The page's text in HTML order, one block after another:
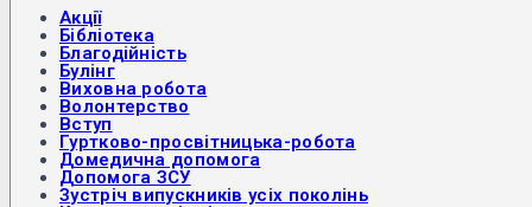
Акції
Бібліотека
Благодійність
Булінг
Виховна робота
Волонтерство
Вступ
Гуртково-просвітницька-робота
Домедична допомога
Допомога ЗСУ
Зустріч випускників усіх поколінь